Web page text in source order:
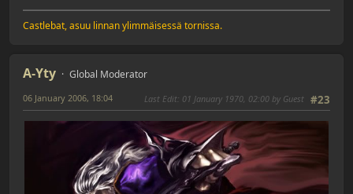
Castlebat, asuu linnan ylimmäisessä tornissa.
A-Yty Global Moderator
#23
06 January 2006, 18:04 Last Edit: 01 January 1970, 02:00 by Guest